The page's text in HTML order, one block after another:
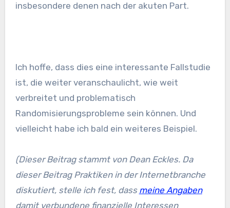
insbesondere denen nach der akuten Part.
Ich hoffe, dass dies eine interessante Fallstudie
ist, die weiter veranschaulicht, wie weit
verbreitet und problematisch
Randomisierungsprobleme sein können. Und
vielleicht habe ich bald ein weiteres Beispiel.
(Dieser Beitrag stammt von Dean Eckles. Da
dieser Beitrag Praktiken in der Internetbranche
diskutiert, stelle ich fest, dass meine Angaben
damit verbundene finanzielle Interessen